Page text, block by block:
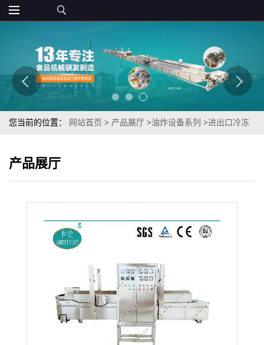
您当前的位置： 网站首页 > 产品展厅 >油炸设备系列 >进出口冷冻
产品展厅